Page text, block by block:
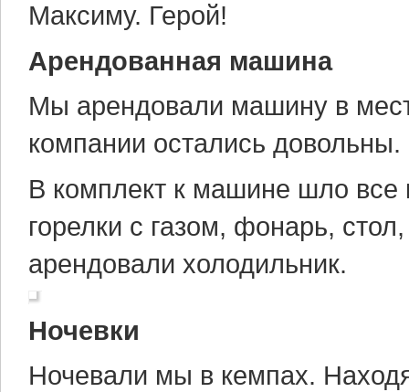
Максиму. Герой!
Арендованная машина
Мы арендовали машину в
компании остались довольны.
В комплект к машине шло все
горелки с газом, фонарь,
арендовали холодильник.
Ночевки
Ночевали мы в кемпах.